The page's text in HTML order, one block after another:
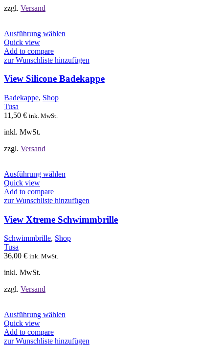
zzgl. Versand
Ausführung wählen
mehrere
auf.
Quick view
Add to compare
zur Wunschliste hinzufügen
View Silicone Badekappe
Badekappe, Shop
Tusa
11,50 € ink. MwSt.
inkl. MwSt.
zzgl. Versand
Ausführung wählen
mehrere
auf.
Die
Optionen
können
Quick view
Add to compare
zur Wunschliste hinzufügen
View Xtreme Schwimmbrille
Schwimmbrille, Shop
Tusa
36,00 € ink. MwSt.
inkl. MwSt.
zzgl. Versand
Ausführung wählen
mehrere
Quick view
Add to compare
zur Wunschliste hinzufügen